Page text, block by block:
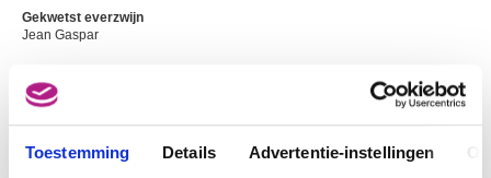
Toestemming Details Advertentie-instellingen
Gekwetst everzwijn
Jean Gaspar